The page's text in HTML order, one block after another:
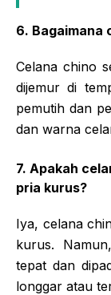
6. Bagaimana
Celana chino
dijemur di
pemutih dan
dan warna
7. Apakah
pria kurus?
Iya, celana
kurus.
tepat dan
longgar atau